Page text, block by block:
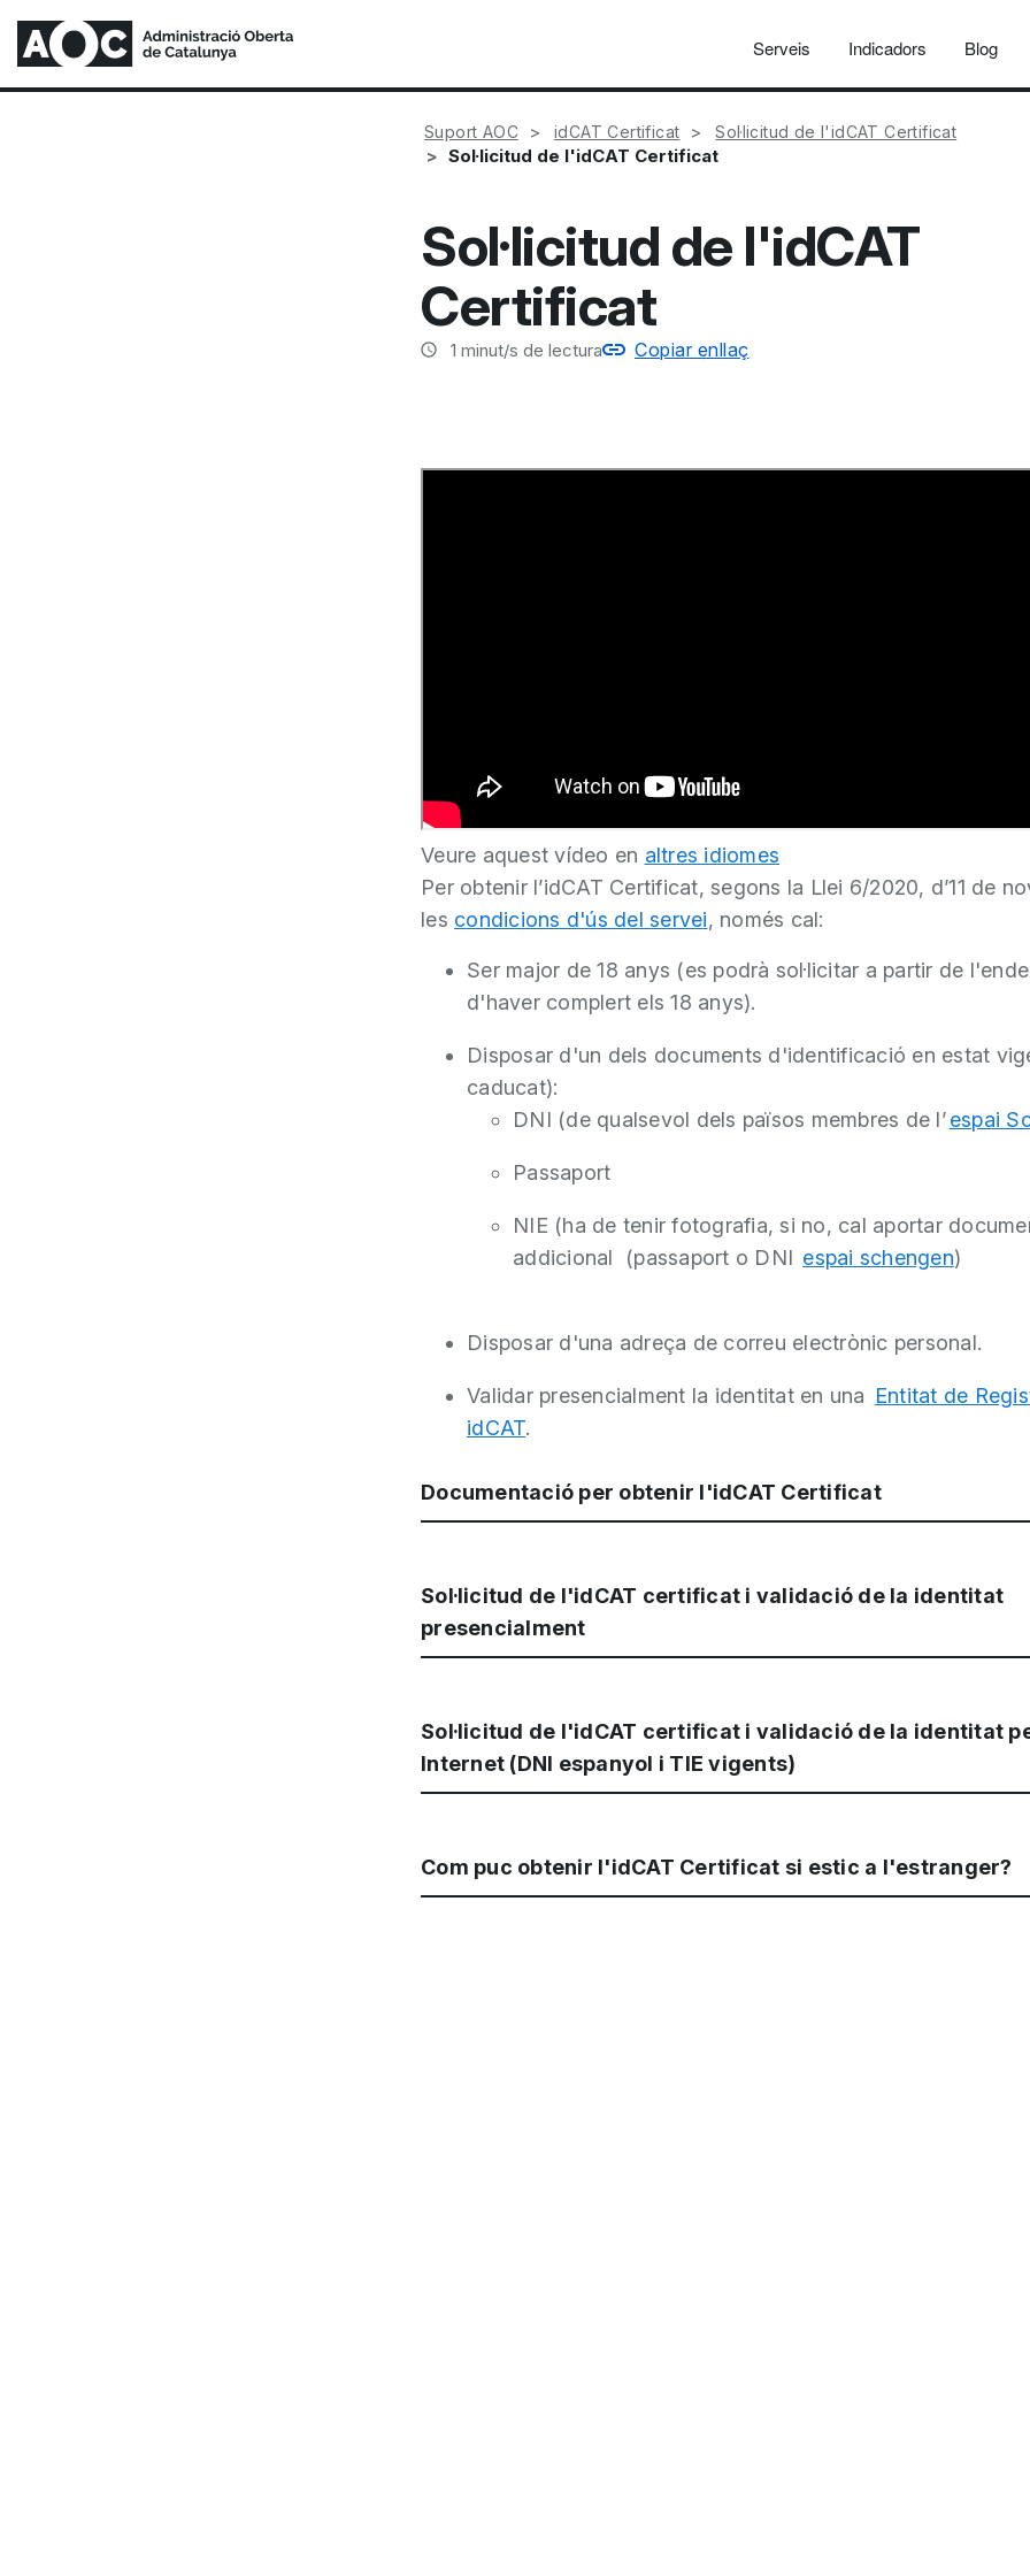
Serveis Indicadors Blog
Suport AOC idCAT Certificat Sol·licitud de l'idCAT Certificat
Sol·licitud de l'idCAT Certificat
Sol·licitud de l'idCAT
Certificat
1 minut/s de lectura Copiar enllaç
Veure aquest vídeo en altres idiomes
Per obtenir l’idCAT Certificat, segons la Llei 6/2020, d’11 de
les condicions d'ús del servei, només cal:
Ser major de 18 anys (es podrà sol·licitar a partir de
d'haver complert els 18 anys).
Disposar d'un dels documents d'identificació en estat
caducat):
DNI (de qualsevol dels països membres de l’ espai
Passaport
NIE (ha de tenir fotografia, si no, cal aportar
addicional (passaport o DNI espai schengen)
Disposar d'una adreça de correu electrònic personal.
Validar presencialment la identitat en una Entitat de
idCAT.
Documentació per obtenir l'idCAT Certificat
Sol·licitud de l'idCAT certificat i validació de la identitat
presencialment
Sol·licitud de l'idCAT certificat i validació de la identitat
Internet (DNI espanyol i TIE vigents)
Com puc obtenir l'idCAT Certificat si estic a l'estranger?